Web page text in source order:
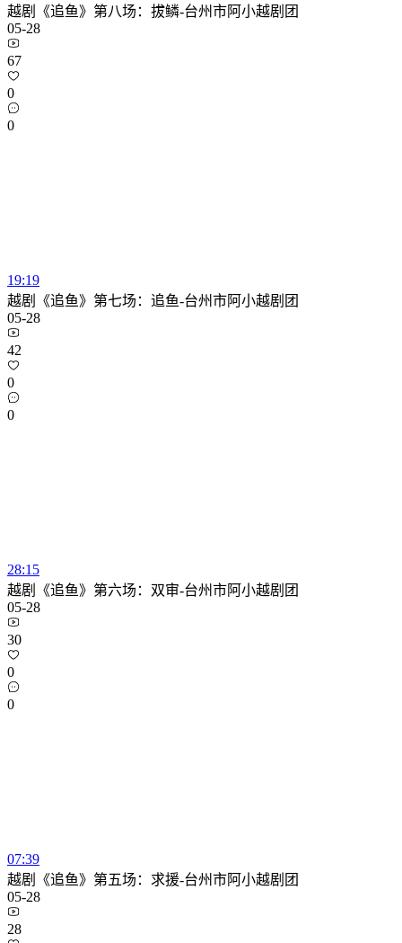
越剧《追鱼》第八场：拔鳞-台州市阿小越剧团
05-28
67
0
0
19:19
越剧《追鱼》第七场：追鱼-台州市阿小越剧团
05-28
42
0
0
28:15
越剧《追鱼》第六场：双审-台州市阿小越剧团
05-28
30
0
0
07:39
越剧《追鱼》第五场：求援-台州市阿小越剧团
05-28
28